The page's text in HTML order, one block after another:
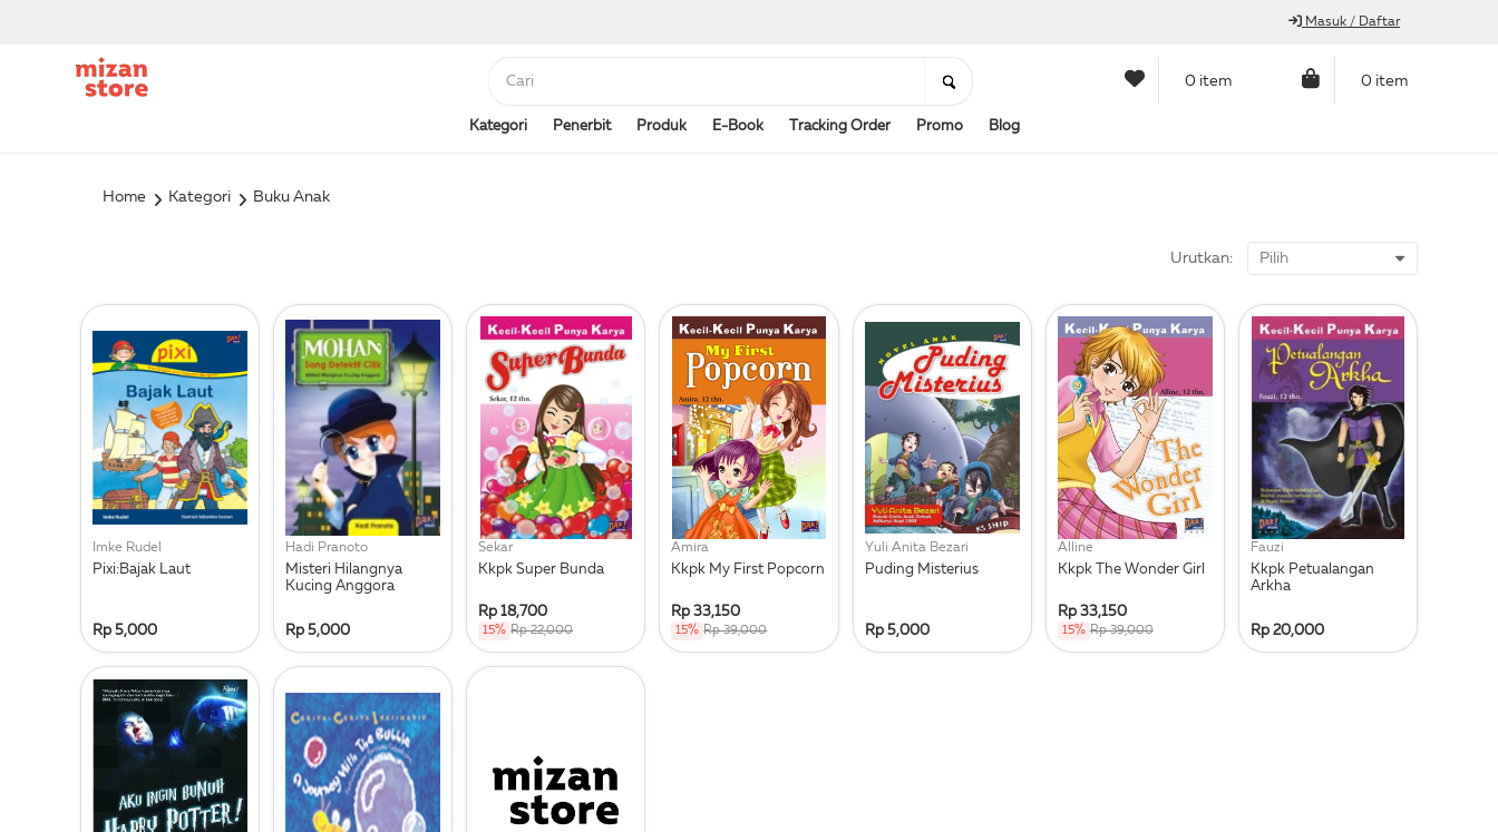
Masuk / Daftar
0 item 0 item
Kategori Penerbit Produk E-Book Tracking Order Promo Blog
Home Kategori Buku Anak
Urutkan:
Imke Rudel
Pixi:Bajak Laut
Rp 5,000
Hadi Pranoto
Misteri Hilangnya
Kucing Anggora
Rp 5,000
Sekar
Kkpk Super Bunda
Rp 18,700
15% Rp 22,000
Amira
Kkpk My First Popcorn
Rp 33,150
15% Rp 39,000
Yuli Anita Bezari
Puding Misterius
Rp 5,000
Alline
Kkpk The Wonder Girl
Rp 33,150
15% Rp 39,000
Fauzi
Kkpk Petualangan
Arkha
Rp 20,000